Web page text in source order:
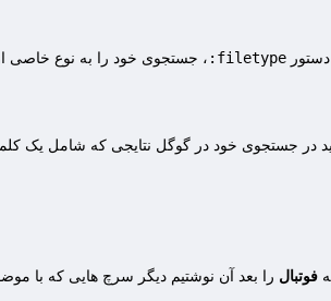
filetype: ، جستجوی خود را به نوع خاصی
در جستجوی خود در گوگل نتایجی که شامل یک
فوتبال را بعد آن نوشتیم دیگر سرچ هایی که با